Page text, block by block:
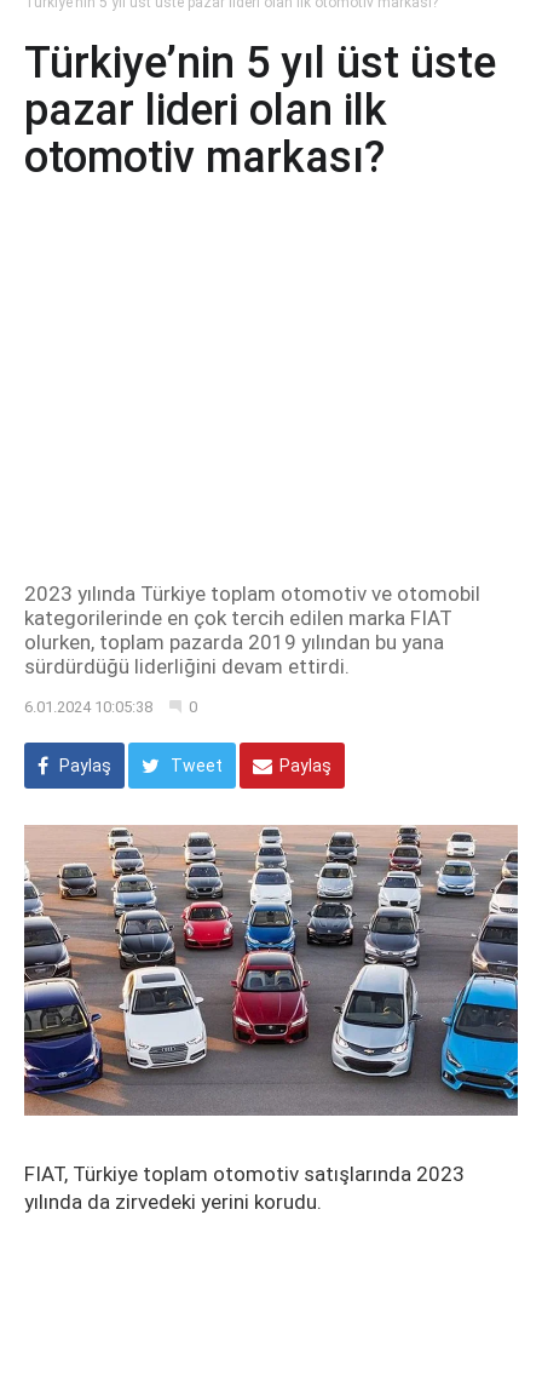
Türkiye’nin 5 yıl üst üste
pazar lideri olan ilk
otomotiv markası?
2023 yılında Türkiye toplam otomotiv ve otomobil
kategorilerinde en çok tercih edilen marka FIAT
olurken, toplam pazarda 2019 yılından bu yana
sürdürdüğü liderliğini devam ettirdi.
6.01.2024 10:05:38 0
Paylaş Tweet Paylaş
FIAT, Türkiye toplam otomotiv satışlarında 2023
yılında da zirvedeki yerini korudu.